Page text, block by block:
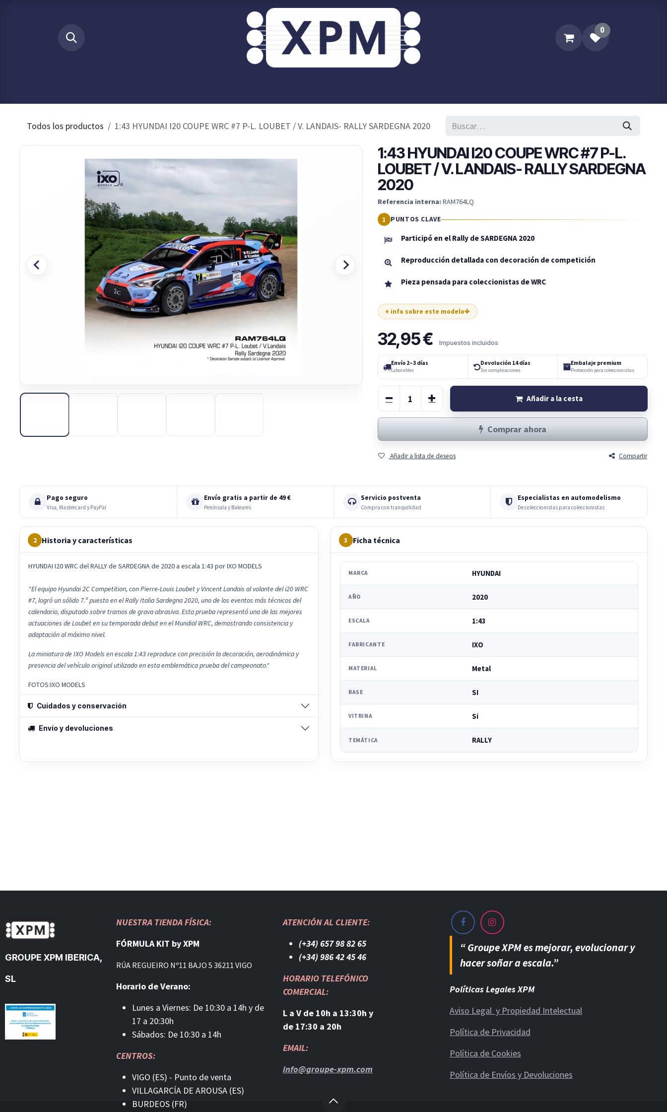
0
Todos los productos 1:43 HYUNDAI I20 COUPE WRC #7 P-L. LOUBET / V. LANDAIS- RALLY SARDEGNA 2020
1:43 HYUNDAI I20 COUPE WRC #7 P-L.
LOUBET / V. LANDAIS- RALLY SARDEGNA
2020
Referencia interna: RAM764LQ
PUNTOS CLAVE
Participó en el Rally de SARDEGNA 2020
Reproducción detallada con decoración de competición
Pieza pensada para coleccionistas de WRC
+ info sobre este modelo
32,95€ Impuestos incluidos
Envío 2–3 días
Laborables
Devolución 14 días
Sin complicaciones
Embalaje premium
Protección para coleccionistas
Añadir a la cesta
Comprar ahora
Añadir a lista de deseos Compartir
Pago seguro
Visa, Mastercard y PayPal
Envío gratis a partir de 49 €
Península y Baleares
Servicio postventa
Compra con tranquilidad
Especialistas en automodelismo
De coleccionistas para coleccionistas
2 Historia y características
HYUNDAI I20 WRC del RALLY de SARDEGNA de 2020 a escala 1:43 por IXO MODELS
"El equipo Hyundai 2C Competition, con Pierre-Louis Loubet y Vincent Landais al volante del i20 WRC
#7, logró un sólido 7.º puesto en el Rally Italia Sardegna 2020, uno de los eventos más técnicos del
calendario, disputado sobre tramos de grava abrasiva. Esta prueba representó una de las mejores
actuaciones de Loubet en su temporada debut en el Mundial WRC, demostrando consistencia y
adaptación al máximo nivel.
La miniatura de IXO Models en escala 1:43 reproduce con precisión la decoración, aerodinámica y
presencia del vehículo original utilizado en esta emblemática prueba del campeonato."
FOTOS:IXO MODELS
Cuidados y conservación
Envío y devoluciones
3 Ficha técnica
MARCA HYUNDAI
AÑO 2020
ESCALA 1:43
FABRICANTE IXO
MATERIAL Metal
BASE SI
VITRINA Si
TEMÁTICA RALLY
“ Groupe XPM es mejorar, evolucionar y
hacer soñar a escala.”
Políticas Legales XPM
Aviso Legal y Propiedad Intelectual
Política de Privacidad
Política de Cookies
Política de Envíos y Devoluciones
GROUPE XPM IBERICA,
SL
NUESTRA TIENDA FÍSICA:
FÓRMULA KIT by XPM
RÚA REGUEIRO Nº11 BAJO 5 36211 VIGO
Horario de Verano:
Lunes a Viernes: De 10:30 a 14h y de
17 a 20:30h
Sábados: De 10:30 a 14h
CENTROS:
VIGO (ES) - Punto de venta
VILLAGARCÍA DE AROUSA (ES)
BURDEOS (FR)
ATENCIÓN AL CLIENTE:
(+34) 657 98 82 65
(+34) 986 42 45 46​
HORARIO TELEFÓNICO
COMERCIAL:
L a V de 10h a 13:30h y
de 17:30 a 20h
EMAIL:
info@groupe-xpm.com